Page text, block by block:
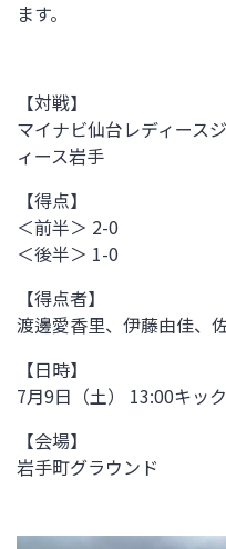
ます。
【対戦】
マイナビ仙台レディース
ィース岩手
【得点】
＜前半＞ 2-0
＜後半＞ 1-0
【得点者】
渡邊愛香里、伊藤由佳、
【日時】
7月9日（土） 13:00キッ
【会場】
岩手町グラウンド